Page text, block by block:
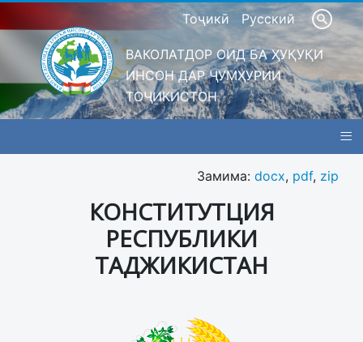
Тоҷикӣ Русский
ВАКОЛАТДОР ОИД БА ҲУҚУҚИ
ИНСОН ДАР ҶУМҲУРИИ
ТОҶИКИСТОН
≡
Замима: docx, pdf, zip
КОНСТИТУТЦИЯ
РЕСПУБЛИКИ
ТАДЖИКИСТАН